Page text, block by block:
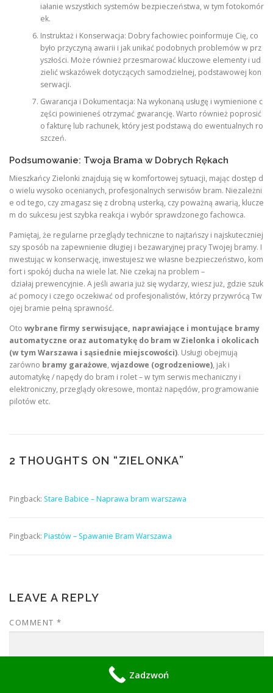
iałanie wszystkich systemów bezpieczeństwa, w tym fotokomór
ek.
Instruktaż i Konserwacja: Dobry fachowiec poinformuje Cię, co
było przyczyną awarii i jak unikać podobnych problemów w prz
yszłości. Może również przesmarować kluczowe elementy i ud
zielić wskazówek dotyczących samodzielnej, podstawowej kon
serwacji.
Gwarancja i Dokumentacja: Na wykonaną usługę i wymienione c
zęści powinieneś otrzymać gwarancję. Warto również poprosić
o fakturę lub rachunek, który jest podstawą do ewentualnych ro
szczeń.
Podsumowanie: Twoja Brama w Dobrych Rękach
Mieszkańcy Zielonki znajdują się w komfortowej sytuacji, mając dostęp d
o wielu wysoko ocenianych, profesjonalnych serwisów bram. Niezależni
e od tego, czy zmagasz się z drobną usterką, czy poważną awarią, klucze
m do sukcesu jest szybka reakcja i wybór sprawdzonego fachowca.
Pamiętaj, że regularne przeglądy techniczne to najtańszy i najskuteczniej
szy sposób na zapewnienie długiej i bezawaryjnej pracy Twojej bramy. I
nwestując w konserwację, inwestujesz we własne bezpieczeństwo, kom
fort i spokój ducha na wiele lat. Nie czekaj na problem –
działaj prewencyjnie. A jeśli awaria już się wydarzy, wiesz już, gdzie szuk
ać pomocy i czego oczekiwać od profesjonalistów, którzy przywrócą Tw
ojej bramie pełną sprawność.
Oto wybrane firmy serwisujące, naprawiające i montujące bramy
automatyczne oraz automatykę do bram w Zielonka i okolicach
(w tym Warszawa i sąsiednie miejscowości). Usługi obejmują
zarówno bramy garażowe, wjazdowe (ogrodzeniowe), jak i
automatykę / napędy do bram i rolet – w tym serwis mechaniczny i
elektroniczny, przeglądy okresowe, montaż napędów, programowanie
pilotów etc.
2 THOUGHTS ON “ZIELONKA”
Pingback: Stare Babice – Naprawa bram warszawa
Pingback: Piastów – Spawanie Bram Warszawa
LEAVE A REPLY
COMMENT *
Zadzwoń